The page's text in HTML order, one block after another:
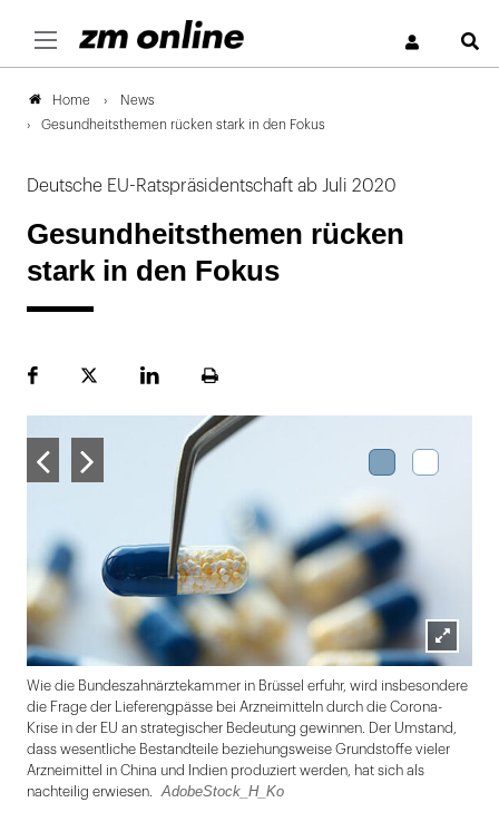
Home
News
Gesundheitsthemen rücken stark in den Fokus
Deutsche EU-Ratspräsidentschaft ab Juli 2020
Gesundheitsthemen rücken
stark in den Fokus
FacebookPlattformLinekdInSeite
Lightbox
öffnen
Wie die Bundeszahnärztekammer in Brüssel erfuhr, wird insbesondere
die Frage der Lieferengpässe bei Arzneimitteln durch die Corona-
Krise in der EU an strategischer Bedeutung gewinnen. Der Umstand,
dass wesentliche Bestandteile beziehungsweise Grundstoffe vieler
Arzneimittel in China und Indien produziert werden, hat sich als
nachteilig erwiesen.
AdobeStock_H_Ko